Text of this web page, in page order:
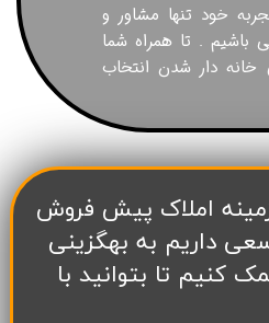
خود تنها مشاور و
باشیم . تا همراه شما
خانه دار شدن انتخاب
زمینه املاک پیش فروش
تهران سعی داریم به بهگزینی
کنیم تا بتوانید با